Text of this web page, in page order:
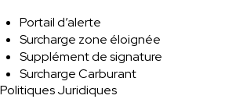
Portail d’alerte
Surcharge zone éloignée
Supplément de signature
Surcharge Carburant
Politiques Juridiques